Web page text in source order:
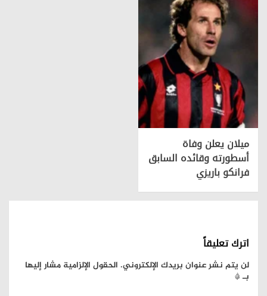
ميلان يعلن وفاة
أسطورته وقائده السابق
فرانكو باريزي
اترك تعليقاً
لن يتم نشر عنوان بريدك الإلكتروني. الحقول الإلزامية مشار إليها
بـ*